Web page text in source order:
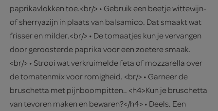
paprikavlokken toe.<br/> • Gebruik een beetje wittewijn-
of sherryazijn in plaats van balsamico. Dat smaakt wat
frisser en milder.<br/> • De tomaatjes kun je vervangen
door geroosterde paprika voor een zoetere smaak.
<br/> • Strooi wat verkruimelde feta of mozzarella over
de tomatenmix voor romigheid. <br/> • Garneer de
bruschetta met pijnboompitten.. <h4>Kun je bruschetta
van tevoren maken en bewaren?</h4> • Deels. Een